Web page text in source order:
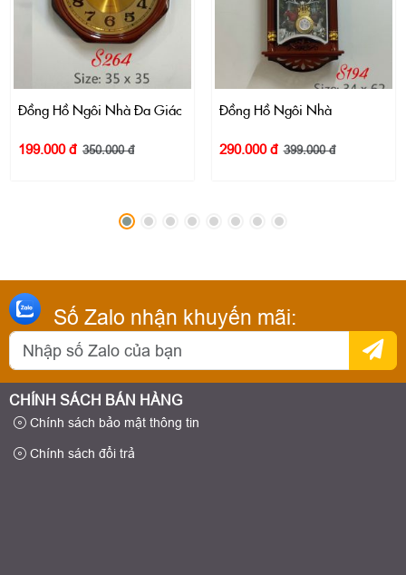
Đồng Hồ Ngôi Nhà Đa Giác
199.000 đ 350.000 đ
Đồng Hồ Ngôi Nhà
290.000 đ 399.000 đ
Số Zalo nhận khuyến mãi:
CHÍNH SÁCH BÁN HÀNG
Chính sách bảo mật thông tin
Chính sách đổi trả